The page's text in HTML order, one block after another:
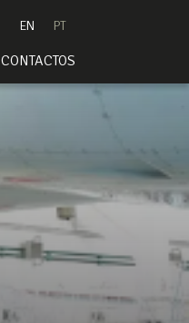
EN PT
CONTACTOS